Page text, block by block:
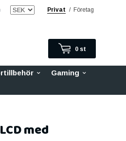
Privat / Företag
0 st
Gaming
med